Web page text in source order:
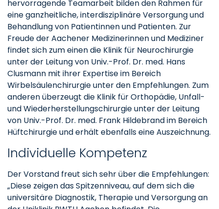
hervorragende Teamarbeit bilden den Rahmen für
eine ganzheitliche, interdisziplinäre Versorgung und
Behandlung von Patientinnen und Patienten. Zur
Freude der Aachener Medizinerinnen und Mediziner
findet sich zum einen die Klinik für Neurochirurgie
unter der Leitung von Univ.-Prof. Dr. med. Hans
Clusmann mit ihrer Expertise im Bereich
Wirbelsäulenchirurgie unter den Empfehlungen. Zum
anderen überzeugt die Klinik für Orthopädie, Unfall-
und Wiederherstellungschirurgie unter der Leitung
von Univ.-Prof. Dr. med. Frank Hildebrand im Bereich
Hüftchirurgie und erhält ebenfalls eine Auszeichnung.
Individuelle Kompetenz
Der Vorstand freut sich sehr über die Empfehlungen:
„Diese zeigen das Spitzenniveau, auf dem sich die
universitäre Diagnostik, Therapie und Versorgung an